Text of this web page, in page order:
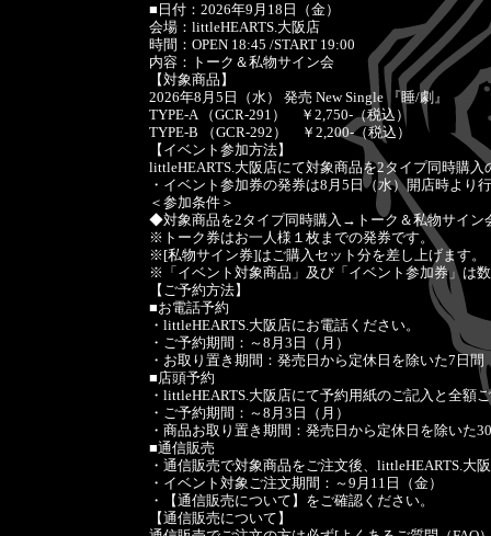
■日付：2026年9月18日（金）
会場：littleHEARTS.大阪店
時間：OPEN 18:45 /START 19:00
内容：トーク＆私物サイン会
【対象商品】
2026年8月5日（水） 発売 New Single 『睡/劇』
TYPE-A （GCR-291） ￥2,750-（税込）
TYPE-B （GCR-292） ￥2,200-（税込）
【イベント参加方法】
littleHEARTS.大阪店にて対象商品を2タイプ同時購
・イベント参加券の発券は8月5日（水）開店時より
＜参加条件＞
◆対象商品を2タイプ同時購入→トーク＆私物サイン
※トーク券はお一人様１枚までの発券です。
※[私物サイン券]はご購入セット分を差し上げます。
※「イベント対象商品」及び「イベント参加券」は
【ご予約方法】
■お電話予約
・littleHEARTS.大阪店にお電話ください。
・ご予約期間：～8月3日（月）
・お取り置き期間：発売日から定休日を除いた7日間
■店頭予約
・littleHEARTS.大阪店にて予約用紙のご記入と全額
・ご予約期間：～8月3日（月）
・商品お取り置き期間：発売日から定休日を除いた
■通信販売
・通信販売で対象商品をご注文後、littleHEARTS.大
・イベント対象ご注文期間：～9月11日（金）
・【通信販売について】をご確認ください。
【通信販売について】